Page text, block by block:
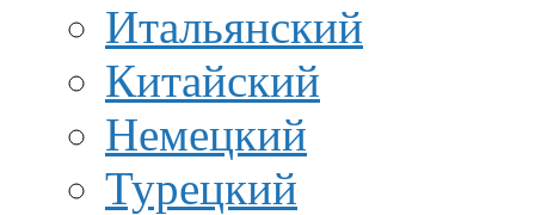
Итальянский
Китайский
Немецкий
Турецкий